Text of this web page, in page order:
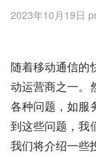
2023年10月19日
随着移动通信的
动运营商之一。
各种问题，如服
到这些问题，我
我们将介绍一些